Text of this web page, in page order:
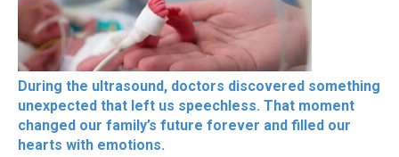
During the ultrasound, doctors discovered something
unexpected that left us speechless. That moment
changed our family’s future forever and filled our
hearts with emotions.